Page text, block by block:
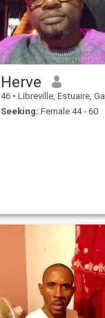
Herve
46 • Libreville, Estuaire, Gabon
Seeking: Female 44 - 60